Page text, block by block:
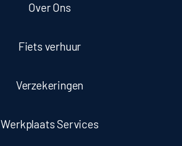
Over Ons
Fiets verhuur
Verzekeringen
Werkplaats Services